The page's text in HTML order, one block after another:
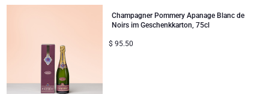
Geschenke für Kinder
Weihnachtsgeschenke
Champagner Pommery Apanage Blanc de
Noirs im Geschenkkarton, 75cl
$ 95.50